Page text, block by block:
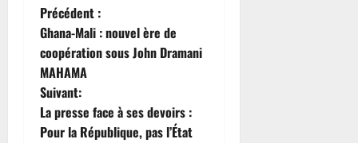
N
a
v
i
Précédent :
Ghana-Mali : nouvel ère de
coopération sous John Dramani
MAHAMA
Suivant:
La presse face à ses devoirs :
Pour la République, pas l’État